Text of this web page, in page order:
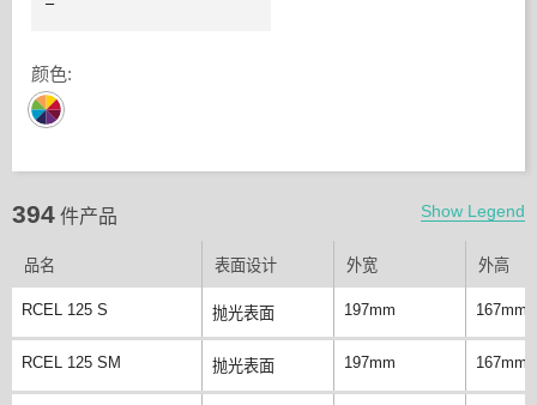
颜色:
394 件产品 Show Legend
品名 表面设计 外宽 外高
RCEL 125 S 抛光表面 197mm 167mm
RCEL 125 SM 抛光表面 197mm 167mm